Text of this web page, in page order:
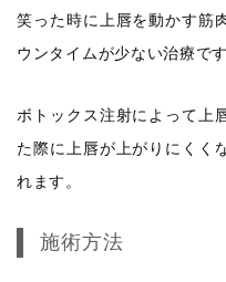
笑った時に上唇を動かす筋
ウンタイムが少ない治療です
ボトックス注射によって上
た際に上唇が上がりにくく
れます。
施術方法